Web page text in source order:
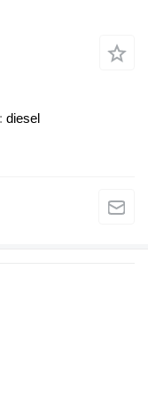
diesel